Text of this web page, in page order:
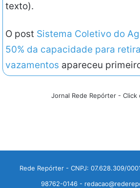
texto).
O post Sistema Coletivo do
50% da capacidade para
vazamentos apareceu
Jornal Rede Repórter - Click
Rede Repórter - CNPJ: 07.628.309/
98762-0146 -